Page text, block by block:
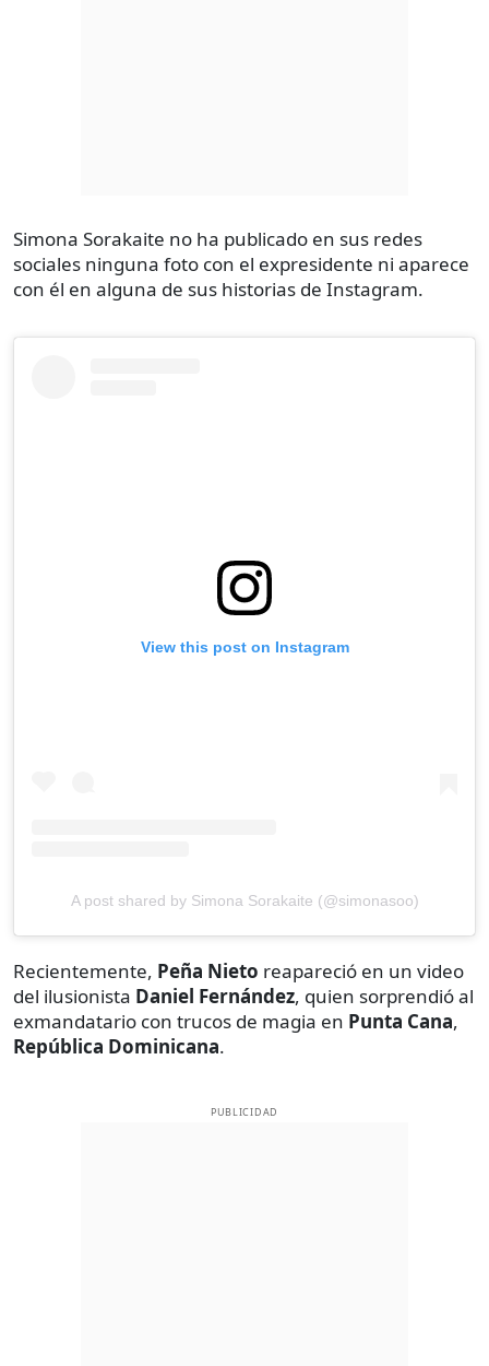
Simona Sorakaite no ha publicado en sus redes
sociales ninguna foto con el expresidente ni aparece
con él en alguna de sus historias de Instagram.
View this post on Instagram
A post shared by Simona Sorakaite (@simonasoo)
Recientemente, Peña Nieto reapareció en un video
del ilusionista Daniel Fernández, quien sorprendió al
exmandatario con trucos de magia en Punta Cana,
República Dominicana.
PUBLICIDAD